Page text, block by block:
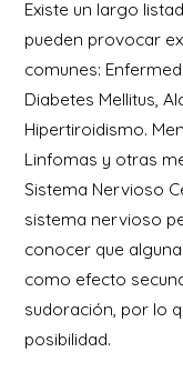
Existe un largo
pueden provocar
comunes:
Diabetes Mellitus,
Hipertiroidismo.
Linfomas y otras
Sistema Nervioso
sistema nervioso
conocer que
como efecto
sudoración, por lo
posibilidad.